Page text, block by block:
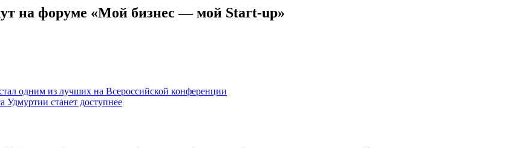
на форуме «Мой бизнес — мой Start-up»
одним из лучших на Всероссийской конференции
Удмуртии станет доступнее